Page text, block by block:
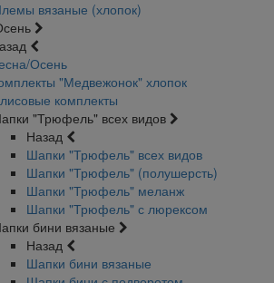
вязаные (хлопок)
Осень
"Медвежонок" хлопок
комплекты
"Трюфель" всех видов
Назад
Шапки "Трюфель" всех видов
Шапки "Трюфель" (полушерсть)
Шапки "Трюфель" меланж
Шапки "Трюфель" с люрексом
бини вязаные
Назад
Шапки бини вязаные